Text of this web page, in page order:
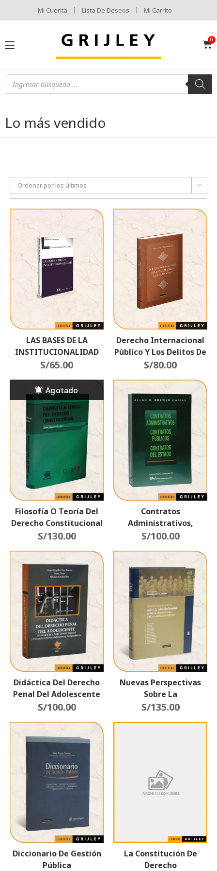
Mi Cuenta Lista De Deseos Mi Carrito
Lo más vendido
Ordenar por los últimos
LAS BASES DE LA
INSTITUCIONALIDAD
S/65.00
Derecho Internacional
Pùblico Y Los Delitos De
Lesa Humanidad
S/80.00
Filosofía O Teoría Del
Derecho Constitucional
S/130.00
Contratos
Administrativos,
Contratos Públicos,
S/100.00
Didáctica Del Derecho
Penal Del Adolescente
S/100.00
Nuevas Perspectivas
Sobre La
Relación/Tensión Entre
S/135.00
Diccionario De Gestión
Pública
La Constitución De
Derecho